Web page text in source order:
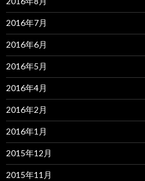
2016年7月
2016年6月
2016年5月
2016年4月
2016年2月
2016年1月
2015年12月
2015年11月